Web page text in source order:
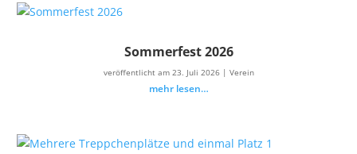
Sommerfest 2026
veröffentlicht am 23. Juli 2026| Verein
mehr lesen…